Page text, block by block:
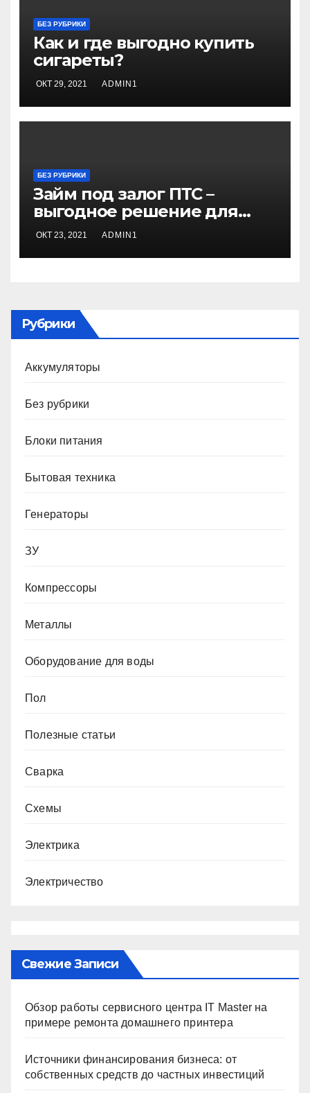
БЕЗ РУБРИКИ
Как и где выгодно купить
сигареты?
ОКТ 29, 2021 ADMIN1
БЕЗ РУБРИКИ
Займ под залог ПТС –
выгодное решение для
предпринимателей!
ОКТ 23, 2021 ADMIN1
Рубрики
Аккумуляторы
Без рубрики
Блоки питания
Бытовая техника
Генераторы
ЗУ
Компрессоры
Металлы
Оборудование для воды
Пол
Полезные статьи
Сварка
Схемы
Электрика
Электричество
Свежие Записи
Обзор работы сервисного центра IT Master на
примере ремонта домашнего принтера
Источники финансирования бизнеса: от
собственных средств до частных инвестиций